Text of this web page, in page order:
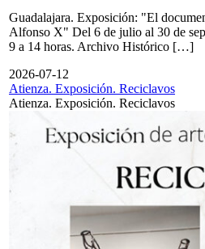
Guadalajara. Exposición: "El
Alfonso X" Del 6 de julio al 30 de
9 a 14 horas. Archivo Histórico […]
2026-07-12
Atienza. Exposición. Reciclavos
Atienza. Exposición. Reciclavos